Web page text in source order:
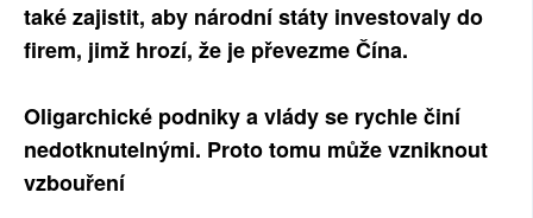
také zajistit, aby národní státy investovaly do
firem, jimž hrozí, že je převezme Čína.
Oligarchické podniky a vlády se rychle činí
nedotknutelnými. Proto tomu může vzniknout
vzbouření